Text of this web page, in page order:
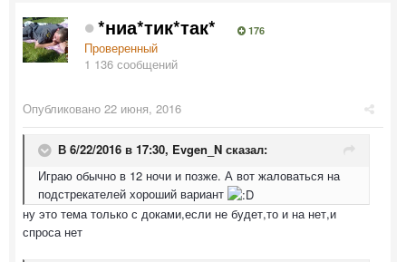
*ниа*тик*так* 176
Проверенный
1 136 сообщений
Опубликовано 22 июня, 2016
В 6/22/2016 в 17:30, Evgen_N сказал:
Играю обычно в 12 ночи и позже. А вот жаловаться на
подстрекателей хороший вариант
ну это тема только с доками,если не будет,то и на нет,и
спроса нет